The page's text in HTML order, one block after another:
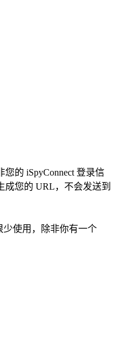
的 iSpyConnect 登录信
成您的 URL，不会发送到
少使用，除非你有一个